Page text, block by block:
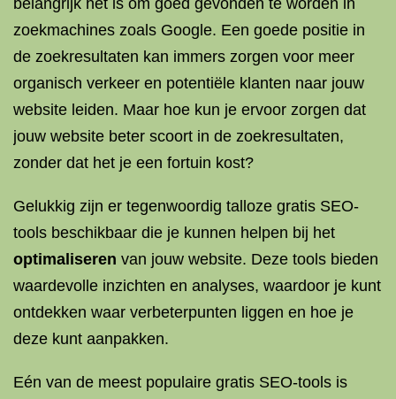
belangrijk het is om goed gevonden te worden in
zoekmachines zoals Google. Een goede positie in
de zoekresultaten kan immers zorgen voor meer
organisch verkeer en potentiële klanten naar jouw
website leiden. Maar hoe kun je ervoor zorgen dat
jouw website beter scoort in de zoekresultaten,
zonder dat het je een fortuin kost?
Gelukkig zijn er tegenwoordig talloze gratis SEO-
tools beschikbaar die je kunnen helpen bij het
optimaliseren van jouw website. Deze tools bieden
waardevolle inzichten en analyses, waardoor je kunt
ontdekken waar verbeterpunten liggen en hoe je
deze kunt aanpakken.
Eén van de meest populaire gratis SEO-tools is